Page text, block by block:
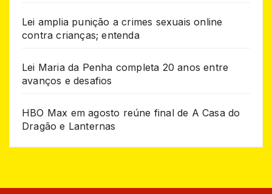
Lei amplia punição a crimes sexuais online
contra crianças; entenda
Lei Maria da Penha completa 20 anos entre
avanços e desafios
HBO Max em agosto reúne final de A Casa do
Dragão e Lanternas